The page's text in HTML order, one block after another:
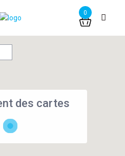
0
des cartes